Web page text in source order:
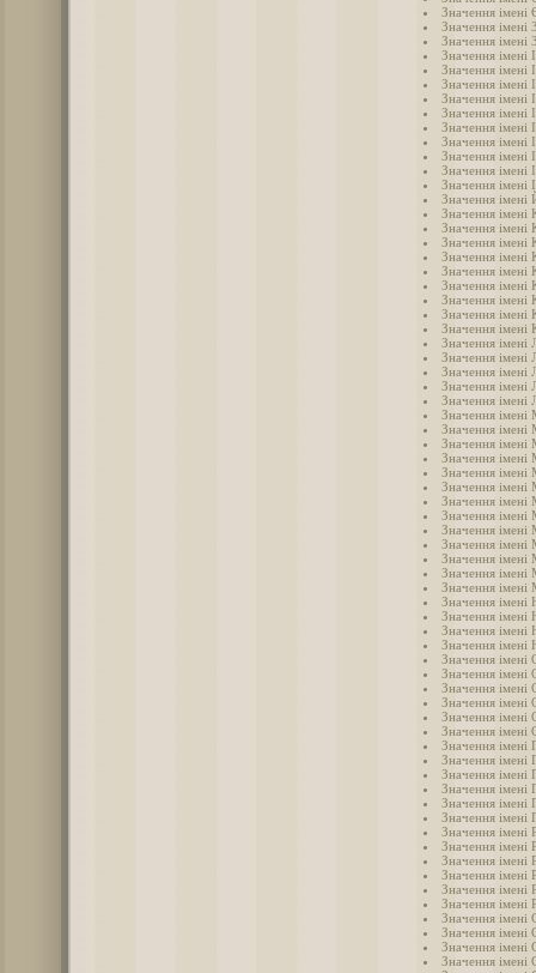
Значення імені
Значення імені
Значення імені
Значення імені
Значення імені
Значення імені
Значення імені
Значення імені
Значення імені
Значення імені
Значення імені
Значення імені
Значення імені
Значення імені
Значення імені
Значення імені
Значення імені
Значення імені
Значення імені
Значення імені
Значення імені
Значення імені
Значення імені
Значення імені
Значення імені
Значення імені
Значення імені
Значення імені
Значення імені
Значення імені
Значення імені
Значення імені
Значення імені
Значення імені
Значення імені
Значення
Значення
Значення імені
Значення імені
Значення імені
Значення імені
Значення імені
Значення імені
Значення імені
Значення імені
Значення імені
Значення імені
Значення імені
Значення імені
Значення імені
Значення імені
Значення імені
Значення імені
Значення імені
Значення імені
Значення імені
Значення імені
Значення імені
Значення імені
Значення імені
Значення імені
Значення імені
Значення імені
Значення імені
Значення імені
Значення імені
Значення імені